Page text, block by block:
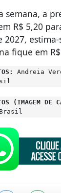
semana, a
R$ 5,20
2027,
fique em
Andreia
(IMAGEM DE